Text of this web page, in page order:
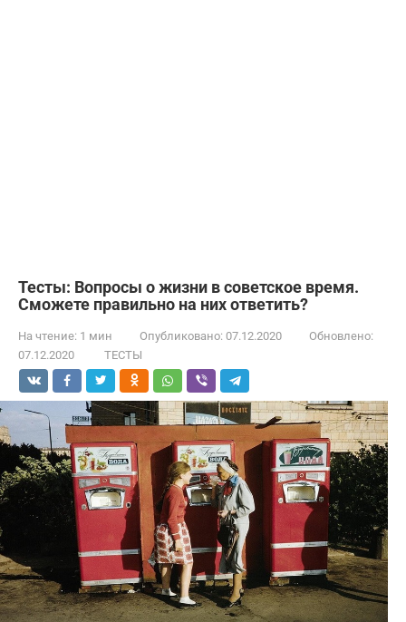
Тесты: Вопросы о жизни в советское время.
Сможете правильно на них ответить?
На чтение: 1 мин Опубликовано: 07.12.2020
Обновлено:
07.12.2020
ТЕСТЫ